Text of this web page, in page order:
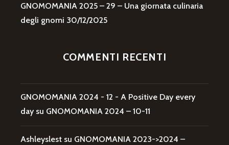
GNOMOMANIA 2025 – 29 – Una giornata culinaria
degli gnomi 30/12/2025
COMMENTI RECENTI
GNOMOMANIA 2024 - 12 - A Positive Day every
day su GNOMOMANIA 2024 – 10-11
Ashleyslest su GNOMOMANIA 2023->2024 –